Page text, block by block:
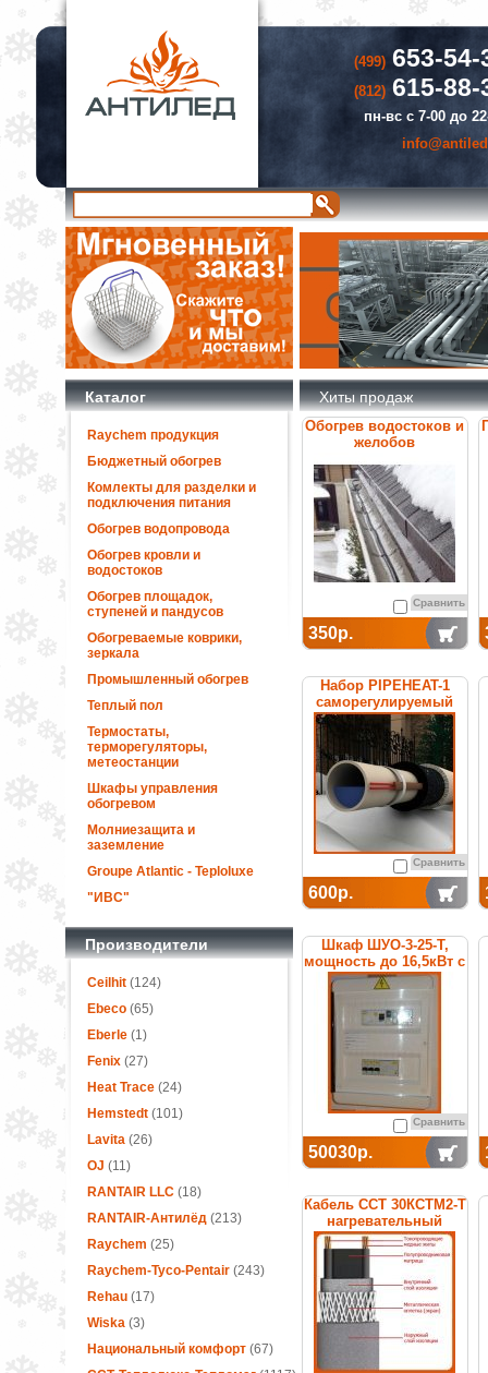
(499)653-54-
(812)615-88-
пн-вс с 7-00 до
Каталог
Raychem продукция
Бюджетный обогрев
Комлекты для разделки и
подключения питания
Обогрев водопровода
Обогрев кровли и
водостоков
Обогрев площадок,
ступеней и пандусов
Обогреваемые коврики,
зеркала
Промышленный обогрев
Теплый пол
Термостаты,
терморегуляторы,
метеостанции
Шкафы управления
обогревом
Молниезащита и
заземление
Groupe Atlantic - Teploluxe
"ИВС"
Производители
Ceilhit(124)
Ebeco(65)
Eberle(1)
Fenix(27)
Heat Trace(24)
Hemstedt(101)
Lavita(26)
OJ (11)
RANTAIR LLC(18)
RANTAIR-Антилёд(213)
Raychem (25)
Raychem-Tyco-Pentair (243)
Rehau(17)
Wiska(3)
Национальный комфорт(67)
Хиты продаж
Обогрев водостоков и
желобов
Сравнить
350р.
Набор PIPEHEAT-1
саморегулируемый
для обогрева
пластиковых труб
Сравнить
600р.
Шкаф ШУО-3-25-T,
мощность до 16,5кВт с
термостатом
Сравнить
50030р.
Кабель ССТ 30КСТМ2-Т
нагревательный
саморегулирующийся